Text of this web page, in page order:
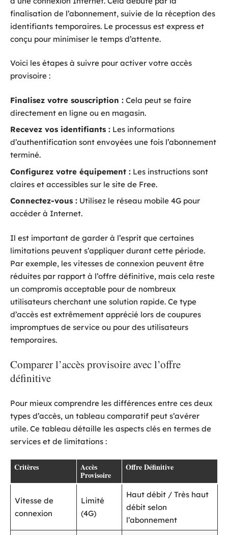
finalisation de l’abonnement, suivie de la réception des
identifiants temporaires. Le processus est express et
conçu pour minimiser le temps d’attente.
Voici les étapes à suivre pour activer votre accès
provisoire :
Finalisez votre souscription : Cela peut se faire
directement en ligne ou en magasin.
Recevez vos identifiants : Les informations
d’authentification sont envoyées une fois l’abonnement
terminé.
Configurez votre équipement : Les instructions sont
claires et accessibles sur le site de Free.
Connectez-vous : Utilisez le réseau mobile 4G pour
accéder à Internet.
Il est important de garder à l’esprit que certaines
limitations peuvent s’appliquer durant cette période.
Par exemple, les vitesses de connexion peuvent être
réduites par rapport à l’offre définitive, mais cela reste
un compromis acceptable pour de nombreux
utilisateurs cherchant une solution rapide. Ce type
d’accès est extrêmement apprécié lors de coupures
impromptues de service ou pour des utilisateurs
temporaires.
Comparer l’accès provisoire avec l’offre
définitive
Pour mieux comprendre les différences entre ces deux
types d’accès, un tableau comparatif peut s’avérer
utile. Ce tableau détaille les aspects clés en termes de
services et de limitations :
Critères Accès
Provisoire
Offre Définitive
Vitesse de
connexion
Limité
(4G)
Haut débit / Très haut
débit selon
l’abonnement